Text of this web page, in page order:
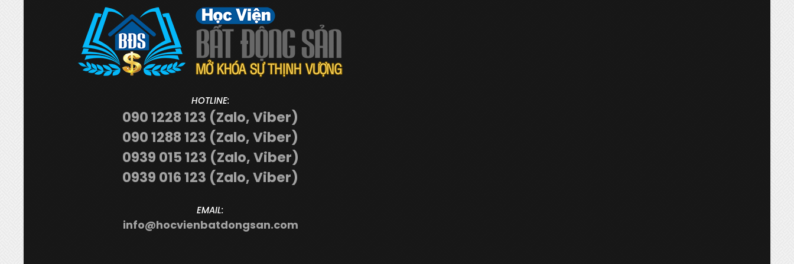
HOTLINE:
090 1228 123 (Zalo, Viber)
090 1288 123 (Zalo, Viber)
0939 015 123 (Zalo, Viber)
0939 016 123 (Zalo, Viber)
EMAIL:
info@hocvienbatdongsan.com